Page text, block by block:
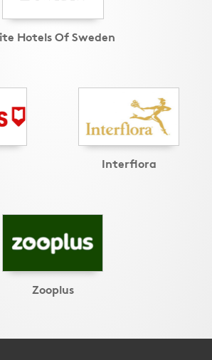
Hotels Of Sweden
Interflora
Zooplus